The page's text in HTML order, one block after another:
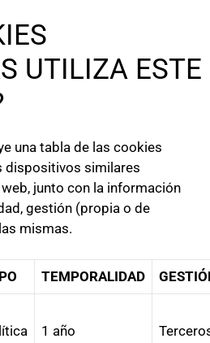
UTILIZA ESTE
una tabla de las cookies
dispositivos similares
junto con la información
gestión (propia o de
mismas.
TEMPORALIDAD
1 año